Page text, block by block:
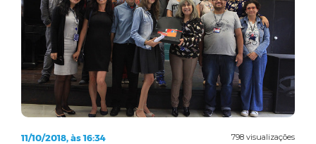
798 visualizações
11/10/2018, às 16:34